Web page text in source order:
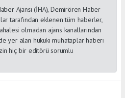
Ajansı (İHA), Demirören Haber
tarafından eklenen tüm haberler,
olmadan ajans kanallarından
yer alan hukuki muhataplar haberi
hiç bir editörü sorumlu